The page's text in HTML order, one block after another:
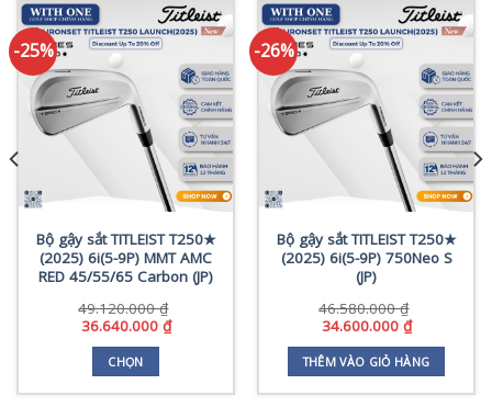
-25%
Bộ gậy sắt TITLEIST T250★
(2025) 6i(5-9P) MMT AMC
RED 45/55/65 Carbon (JP)
49.120.000₫
Giá
gốc
49.120.000 ₫.
36.640.000 ₫Giá
36.640.000 ₫.
CHỌN
-26%
Bộ gậy sắt TITLEIST T250★
(2025) 6i(5-9P) 750Neo S
(JP)
46.580.000₫
Giá
gốc
là:
46.580.000 ₫.
34.600.000 ₫Giá
hiện
tại
là:
34.600.000
THÊM VÀO GIỎ HÀNG
₫